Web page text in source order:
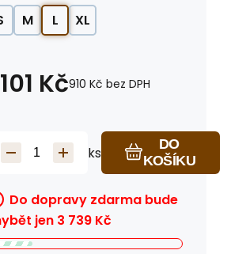
M L XL
Kč910 Kč bez DPH
ks
DO
KOŠÍKU
Do dopravy zdarma bude
jen 3 739 Kč